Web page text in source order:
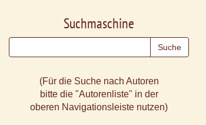
Suchmaschine
(Für die Suche nach Autoren
bitte die "Autorenliste" in der
oberen Navigationsleiste nutzen)